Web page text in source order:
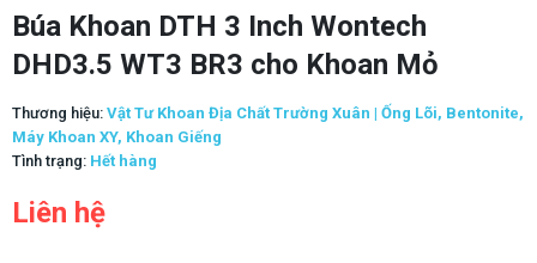
Búa Khoan DTH 3 Inch Wontech
DHD3.5 WT3 BR3 cho Khoan Mỏ
Thương hiệu: Vật Tư Khoan Địa Chất Trường Xuân | Ống Lõi, Bentonite,
Máy Khoan XY, Khoan Giếng
Tình trạng: Hết hàng
Liên hệ